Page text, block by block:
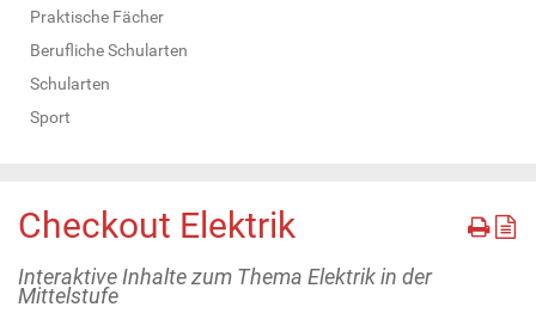
Praktische Fächer
Berufliche Schularten
Schularten
Sport
Checkout Elektrik
Interaktive Inhalte zum Thema Elektrik in der
Mittelstufe